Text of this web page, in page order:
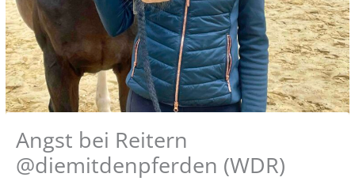
Angst bei Reitern
@diemitdenpferden (WDR)